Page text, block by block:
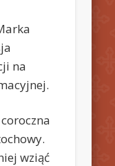
na
wziąć